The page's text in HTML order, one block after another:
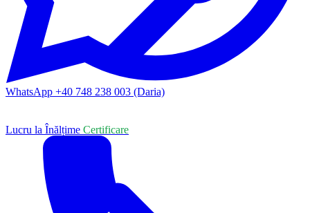
WhatsApp +40 748 238 003 (Daria)
Lucru la Înălțime Certificare